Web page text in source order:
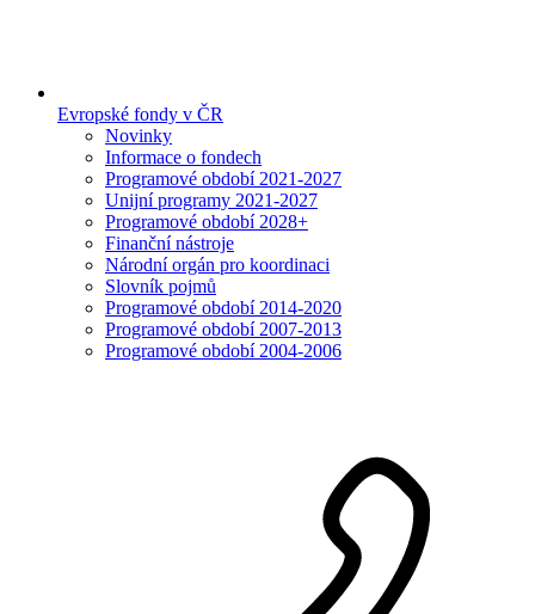
Evropské fondy v ČR
Novinky
Informace o fondech
Programové období 2021-2027
Unijní programy 2021-2027
Programové období 2028+
Finanční nástroje
Národní orgán pro koordinaci
Slovník pojmů
Programové období 2014-2020
Programové období 2007-2013
Programové období 2004-2006